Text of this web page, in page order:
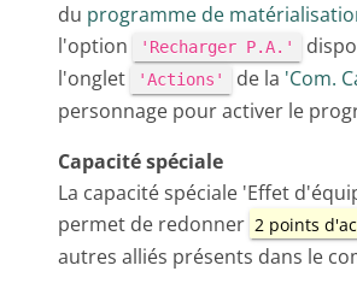
du programme de
l'option
'Recharger P.A.'
l'onglet
'Actions' de la 'Com.
personnage pour activer le
Capacité spéciale
La capacité spéciale 'Effet
permet de redonner 2 points
autres alliés présents dans le